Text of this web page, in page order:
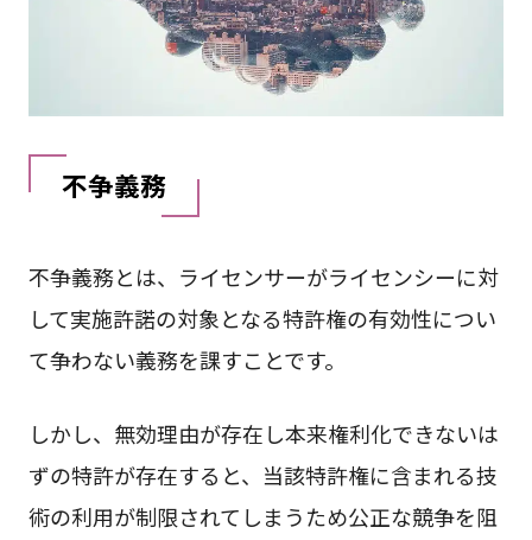
不争義務
不争義務とは、ライセンサーがライセンシーに対
して実施許諾の対象となる特許権の有効性につい
て争わない義務を課すことです。
しかし、無効理由が存在し本来権利化できないは
ずの特許が存在すると、当該特許権に含まれる技
術の利用が制限されてしまうため公正な競争を阻